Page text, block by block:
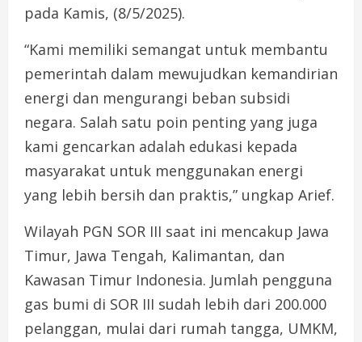
pada Kamis, (8/5/2025).
“Kami memiliki semangat untuk membantu
pemerintah dalam mewujudkan kemandirian
energi dan mengurangi beban subsidi
negara. Salah satu poin penting yang juga
kami gencarkan adalah edukasi kepada
masyarakat untuk menggunakan energi
yang lebih bersih dan praktis,” ungkap Arief.
Wilayah PGN SOR III saat ini mencakup Jawa
Timur, Jawa Tengah, Kalimantan, dan
Kawasan Timur Indonesia. Jumlah pengguna
gas bumi di SOR III sudah lebih dari 200.000
pelanggan, mulai dari rumah tangga, UMKM,